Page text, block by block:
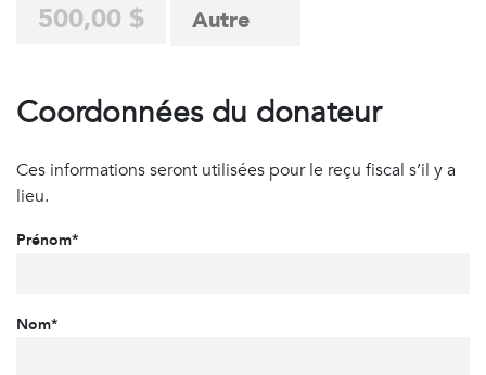
500,00 $
Coordonnées du donateur
Ces informations seront utilisées pour le reçu fiscal s’il y a
lieu.
Prénom*
Nom*